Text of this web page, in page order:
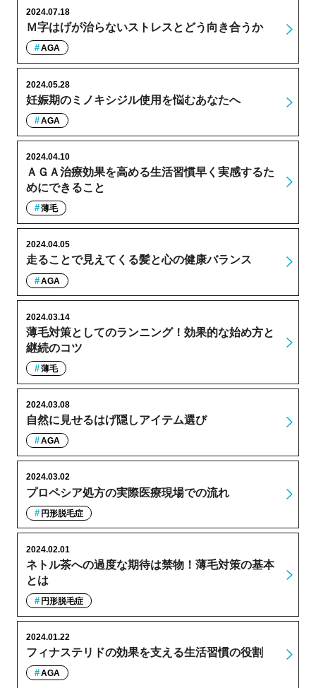
Ｍ字はげが治らないストレスとどう向き合うか
2024.07.18
AGA
妊娠期のミノキシジル使用を悩むあなたへ
2024.05.28
AGA
ＡＧＡ治療効果を高める生活習慣早く実感するた
めにできること
2024.04.10
薄毛
走ることで見えてくる髪と心の健康バランス
2024.04.05
AGA
薄毛対策としてのランニング！効果的な始め方と
継続のコツ
2024.03.14
薄毛
自然に見せるはげ隠しアイテム選び
2024.03.08
AGA
プロペシア処方の実際医療現場での流れ
2024.03.02
円形脱毛症
ネトル茶への過度な期待は禁物！薄毛対策の基本
とは
2024.02.01
円形脱毛症
フィナステリドの効果を支える生活習慣の役割
2024.01.22
AGA